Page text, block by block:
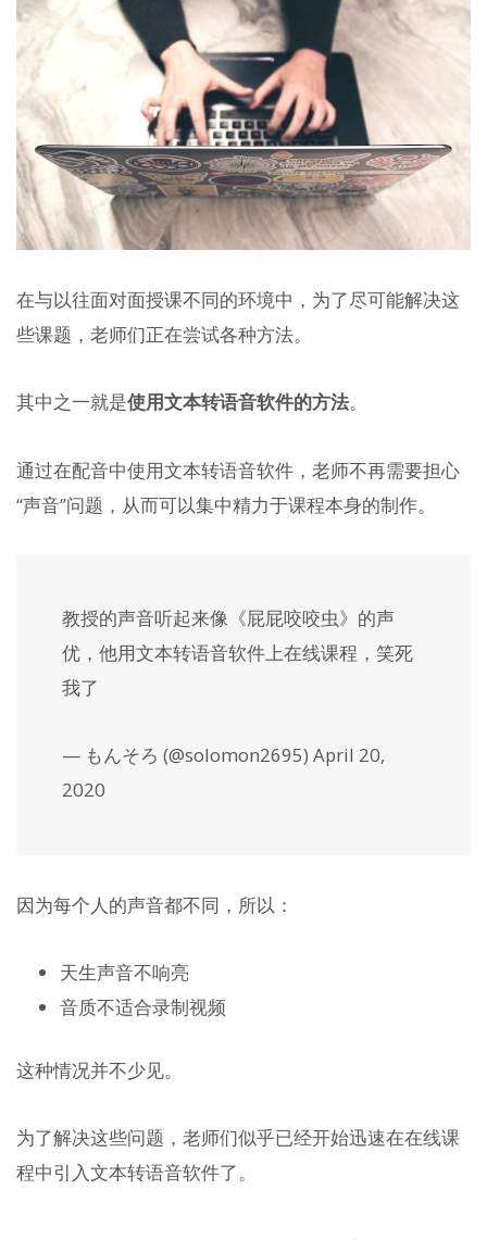
在与以往面对面授课不同的环境中，为了尽可能解决这
些课题，老师们正在尝试各种方法。
其中之一就是使用文本转语音软件的方法。
通过在配音中使用文本转语音软件，老师不再需要担心
“声音”问题，从而可以集中精力于课程本身的制作。
教授的声音听起来像《屁屁咬咬虫》的声
优，他用文本转语音软件上在线课程，笑死
我了
— もんそろ (@solomon2695) April 20,
2020
因为每个人的声音都不同，所以：
天生声音不响亮
音质不适合录制视频
这种情况并不少见。
为了解决这些问题，老师们似乎已经开始迅速在在线课
程中引入文本转语音软件了。